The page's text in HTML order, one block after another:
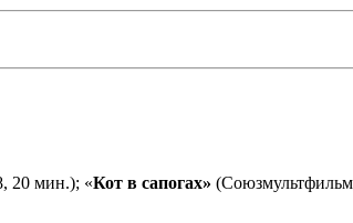
20 мин.); «Кот в сапогах»